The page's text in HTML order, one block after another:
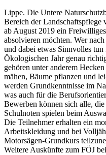
Lippe. Die Untere
Bereich der Landschaftspflege
ab August 2019 ein
absolvieren möchten. Wer
und dabei etwas Sinnvolles
Ökologischen Jahr genau
gehören unter anderem
mähen, Bäume pflanzen und
werden Grundkenntnisse im
was auch für die
Bewerben können sich alle,
Schulnoten spielen beim
Die Teilnehmer erhalten ein
Arbeitskleidung und bei
Motorsägen-Grundkurs
Weitere Auskünfte zum FÖJ